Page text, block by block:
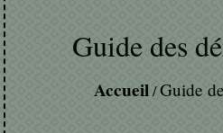
Guide des
Accueil/Guide